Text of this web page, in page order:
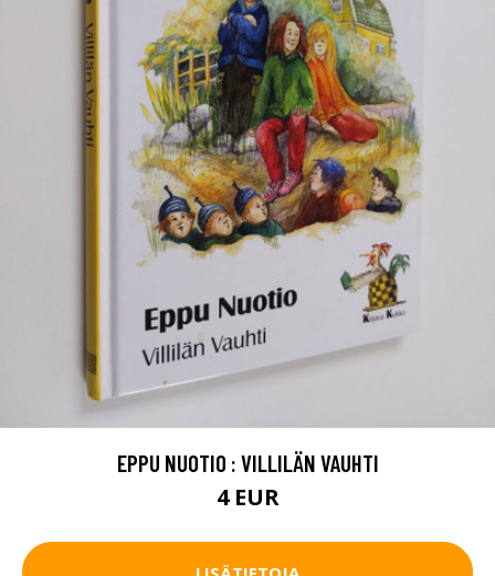
EPPU NUOTIO : VILLILÄN VAUHTI
4 EUR